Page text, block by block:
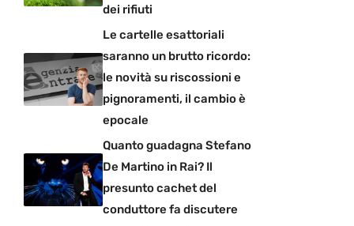
dei rifiuti
Le cartelle esattoriali
saranno un brutto ricordo:
le novità su riscossioni e
pignoramenti, il cambio è
epocale
Quanto guadagna Stefano
De Martino in Rai? Il
presunto cachet del
conduttore fa discutere